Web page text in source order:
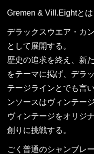
Gremen & Vill.Eightとは
デラックスウエア・カ
として展開する。
歴史の追求を終え、新
をテーマに掲げ、デラ
テージラインとでも言
ンソースはヴィンテー
ヴィンテージをオリジ
創りに挑戦する。
ごく普通のシャンブレ